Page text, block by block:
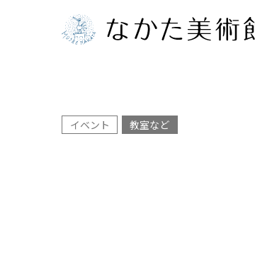
イベント 教室など